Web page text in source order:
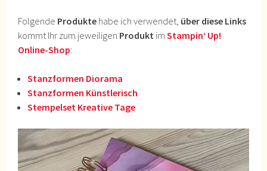
Folgende Produkte habe ich verwendet, über diese Links
kommt Ihr zum jeweiligen Produkt imStampin‘ Up!
Online-Shop:
Stanzformen Diorama
Stanzformen Künstlerisch
Stempelset Kreative Tage